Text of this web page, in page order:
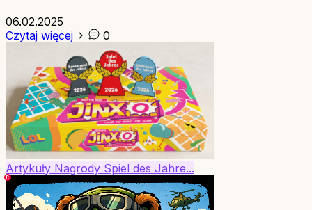
06.02.2025
Czytaj więcej
0
Artykuły Nagrody Spiel des Jahre...